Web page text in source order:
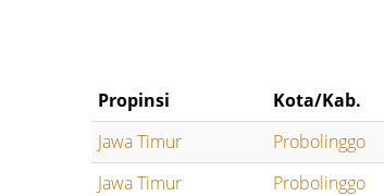
Propinsi Kota/Kab.
Jawa Timur
Probolinggo
Jawa Timur
Probolinggo